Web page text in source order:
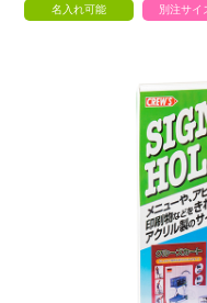
名入れ可能 別注サイ